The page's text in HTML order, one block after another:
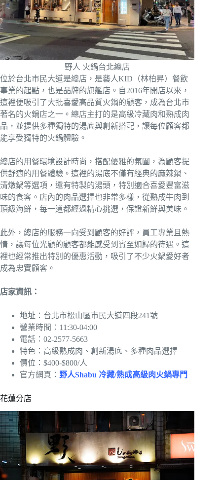
野人 火鍋台北總店
位於台北市民大道是總店，是藝人KID（林柏昇）餐飲
事業的起點，也是品牌的旗艦店。自2016年開店以來，
這裡便吸引了大批喜愛高品質火鍋的顧客，成為台北市
著名的火鍋店之一。總店主打的是高級冷藏肉和熟成肉
品，並提供多種獨特的湯底與創新搭配，讓每位顧客都
能享受獨特的火鍋體驗。
總店的用餐環境設計時尚，搭配優雅的氛圍，為顧客提
供舒適的用餐體驗。這裡的湯底不僅有經典的麻辣鍋、
清燉鍋等選項，還有特製的湯頭，特別適合喜愛豐富滋
味的食客。店內的肉品選擇也非常多樣，從熟成牛肉到
頂級海鮮，每一道都經過精心挑選，保證新鮮與美味。
此外，總店的服務一向受到顧客的好評，員工專業且熱
情，讓每位光顧的顧客都能感受到賓至如歸的待遇。這
裡也經常推出特別的優惠活動，吸引了不少火鍋愛好者
成為忠實顧客。
店家資訊：
地址：台北市松山區市民大道四段241號
營業時間：11:30-04:00
電話：02-2577-5663
特色：高級熟成肉、創新湯底、多種肉品選擇
價位：$400-$800/人
官方網頁： 野人Shabu 冷藏/熟成高級肉火鍋專門
花蓮分店